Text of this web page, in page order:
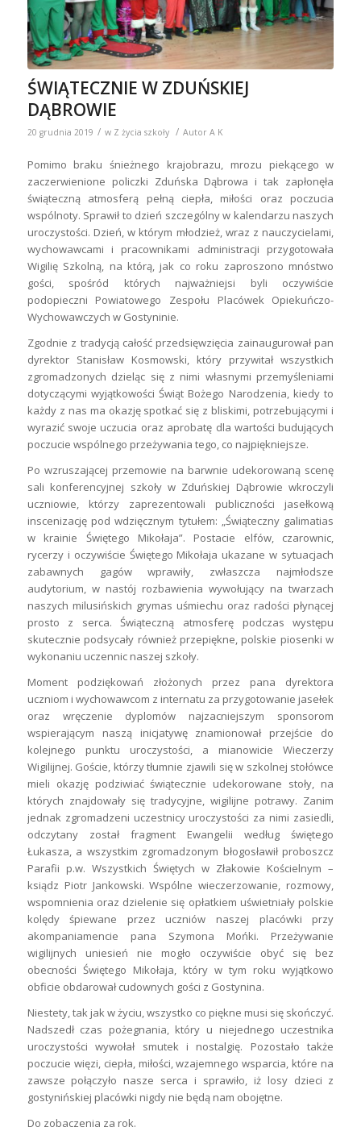
ŚWIĄTECZNIE W ZDUŃSKIEJ
DĄBROWIE
20 grudnia 2019 / w Z życia szkoły / Autor A K
Pomimo braku śnieżnego krajobrazu, mrozu piekącego w
zaczerwienione policzki Zduńska Dąbrowa i tak zapłonęła
świąteczną atmosferą pełną ciepła, miłości oraz poczucia
wspólnoty. Sprawił to dzień szczególny w kalendarzu naszych
uroczystości. Dzień, w którym młodzież, wraz z nauczycielami,
wychowawcami i pracownikami administracji przygotowała
Wigilię Szkolną, na którą, jak co roku zaproszono mnóstwo
gości, spośród których najważniejsi byli oczywiście
podopieczni Powiatowego Zespołu Placówek Opiekuńczo-
Wychowawczych w Gostyninie.
Zgodnie z tradycją całość przedsięwzięcia zainaugurował pan
dyrektor Stanisław Kosmowski, który przywitał wszystkich
zgromadzonych dzieląc się z nimi własnymi przemyśleniami
dotyczącymi wyjątkowości Świąt Bożego Narodzenia, kiedy to
każdy z nas ma okazję spotkać się z bliskimi, potrzebującymi i
wyrazić swoje uczucia oraz aprobatę dla wartości budujących
poczucie wspólnego przeżywania tego, co najpiękniejsze.
Po wzruszającej przemowie na barwnie udekorowaną scenę
sali konferencyjnej szkoły w Zduńskiej Dąbrowie wkroczyli
uczniowie, którzy zaprezentowali publiczności jasełkową
inscenizację pod wdzięcznym tytułem: „Świąteczny galimatias
w krainie Świętego Mikołaja”. Postacie elfów, czarownic,
rycerzy i oczywiście Świętego Mikołaja ukazane w sytuacjach
zabawnych gagów wprawiły, zwłaszcza najmłodsze
audytorium, w nastój rozbawienia wywołujący na twarzach
naszych milusińskich grymas uśmiechu oraz radości płynącej
prosto z serca. Świąteczną atmosferę podczas występu
skutecznie podsycały również przepiękne, polskie piosenki w
wykonaniu uczennic naszej szkoły.
Moment podziękowań złożonych przez pana dyrektora
uczniom i wychowawcom z internatu za przygotowanie jasełek
oraz wręczenie dyplomów najzacniejszym sponsorom
wspierającym naszą inicjatywę znamionował przejście do
kolejnego punktu uroczystości, a mianowicie Wieczerzy
Wigilijnej. Goście, którzy tłumnie zjawili się w szkolnej stołówce
mieli okazję podziwiać świątecznie udekorowane stoły, na
których znajdowały się tradycyjne, wigilijne potrawy. Zanim
jednak zgromadzeni uczestnicy uroczystości za nimi zasiedli,
odczytany został fragment Ewangelii według świętego
Łukasza, a wszystkim zgromadzonym błogosławił proboszcz
Parafii p.w. Wszystkich Świętych w Złakowie Kościelnym –
ksiądz Piotr Jankowski. Wspólne wieczerzowanie, rozmowy,
wspomnienia oraz dzielenie się opłatkiem uświetniały polskie
kolędy śpiewane przez uczniów naszej placówki przy
akompaniamencie pana Szymona Mońki. Przeżywanie
wigilijnych uniesień nie mogło oczywiście obyć się bez
obecności Świętego Mikołaja, który w tym roku wyjątkowo
obficie obdarował cudownych gości z Gostynina.
Niestety, tak jak w życiu, wszystko co piękne musi się skończyć.
Nadszedł czas pożegnania, który u niejednego uczestnika
uroczystości wywołał smutek i nostalgię. Pozostało także
poczucie więzi, ciepła, miłości, wzajemnego wsparcia, które na
zawsze połączyło nasze serca i sprawiło, iż losy dzieci z
gostynińskiej placówki nigdy nie będą nam obojętne.
Do zobaczenia za rok.